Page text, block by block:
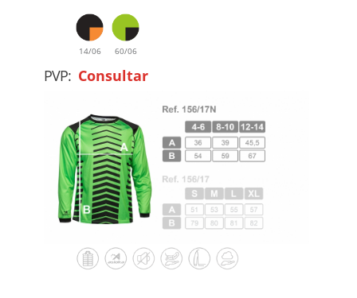
14/06 60/06
PVP: Consultar